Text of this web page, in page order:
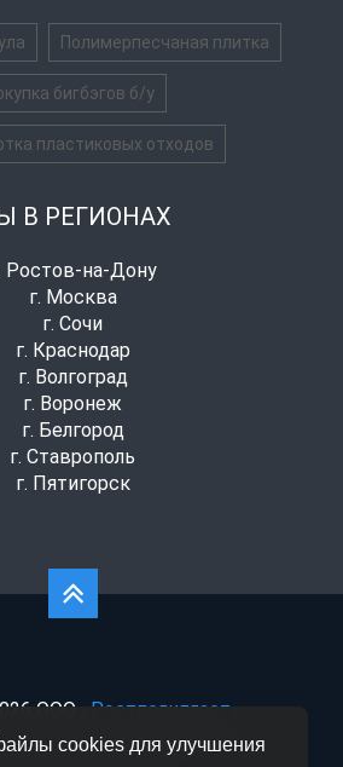
Полимерпесчаная плитка
бигбэгов б/у
пластиковых отходов
В РЕГИОНАХ
Ростов-на-Дону
г. Москва
г. Сочи
г. Краснодар
г. Волгоград
г. Воронеж
г. Белгород
г. Ставрополь
г. Пятигорск
ООО
«Ростполипласт»
| Согласие на
cookies для улучшения